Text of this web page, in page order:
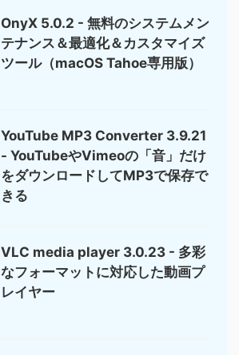
OnyX 5.0.2 - 無料のシステムメン
テナンス＆最適化＆カスタマイズ
ツール（macOS Tahoe専用版）
YouTube MP3 Converter 3.9.21
- YouTubeやVimeoの「音」だけ
をダウンロードしてMP3で保存で
きる
VLC media player 3.0.23 - 多彩
なフォーマットに対応した動画プ
レイヤー